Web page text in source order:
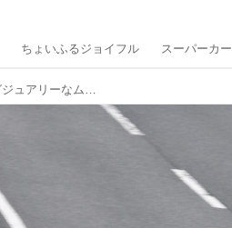
ちょいふるジョイフル スーパーカー
アウディ A7スポーツバックは洗練されたラグジュアリーなムードでいっぱいだった【10年ひと昔の新車】